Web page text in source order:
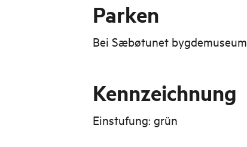
Parken
Bei Sæbøtunet bygdemuseum
Kennzeichnung
Einstufung: grün